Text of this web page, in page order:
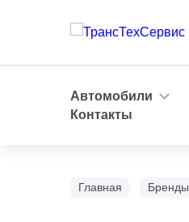
Автомобили
Контакты
Главная Бренды